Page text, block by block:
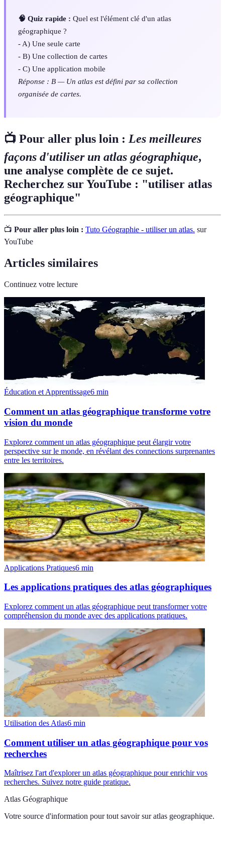
🧠 Quiz rapide : Quel est l'élément clé d'un atlas
géographique ?
- A) Une seule carte
- B) Une collection de cartes
- C) Une application mobile
Réponse : B — Un atlas est défini par sa collection
organisée de cartes.
📺 Pour aller plus loin : Les meilleures
façons d'utiliser un atlas géographique,
une analyse complète de ce sujet.
Recherchez sur YouTube : "utiliser atlas
géographique"
📺 Pour aller plus loin : Tuto Géographie - utiliser un atlas. sur
YouTube
Articles similaires
Continuez votre lecture
Éducation et Apprentissage6 min
Comment un atlas géographique transforme votre
vision du monde
Explorez comment un atlas géographique peut élargir votre
perspective sur le monde, en révélant des connections surprenantes
entre les territoires.
Applications Pratiques6 min
Les applications pratiques des atlas géographiques
Explorez comment un atlas géographique peut transformer votre
compréhension du monde avec des applications pratiques.
Utilisation des Atlas6 min
Comment utiliser un atlas géographique pour vos
recherches
Maîtrisez l'art d'explorer un atlas géographique pour enrichir vos
recherches. Suivez notre guide pratique.
Atlas Géographique
Votre source d'information pour tout savoir sur atlas geographique.